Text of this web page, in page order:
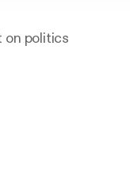
on politics